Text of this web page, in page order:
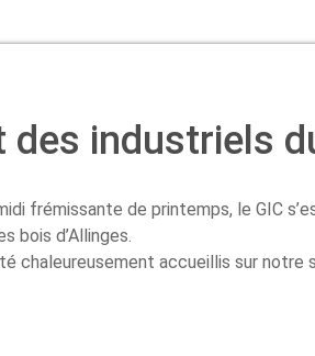
des industriels
frémissante de printemps, le GIC
bois d’Allinges.
chaleureusement accueillis sur